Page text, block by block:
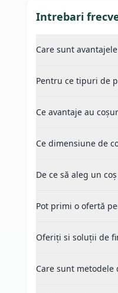
Intrebari
Care sunt
Pentru ce tipuri de
Ce avantaje au
Ce dimensiune de
De ce să aleg un
Pot primi o ofertă
Oferiți si soluții de
Care sunt metodele